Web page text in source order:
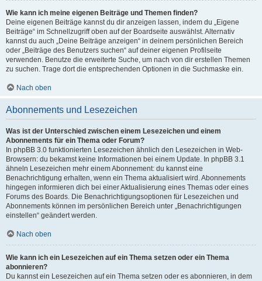
Wie kann ich meine eigenen Beiträge und Themen finden?
Deine eigenen Beiträge kannst du dir anzeigen lassen, indem du „Eigene
Beiträge“ im Schnellzugriff oben auf der Boardseite auswählst. Alternativ
kannst du auch „Deine Beiträge anzeigen“ in deinem persönlichen Bereich
oder „Beiträge des Benutzers suchen“ auf deiner eigenen Profilseite
verwenden. Benutze die erweiterte Suche, um nach von dir erstellen Themen
zu suchen. Trage dort die entsprechenden Optionen in die Suchmaske ein.
Nach oben
Abonnements und Lesezeichen
Was ist der Unterschied zwischen einem Lesezeichen und einem
Abonnements für ein Thema oder Forum?
In phpBB 3.0 funktionierten Lesezeichen ähnlich den Lesezeichen in Web-
Browsern: du bekamst keine Informationen bei einem Update. In phpBB 3.1
ähneln Lesezeichen mehr einem Abonnement: du kannst eine
Benachrichtigung erhalten, wenn ein Thema aktualisiert wird. Abonnements
hingegen informieren dich bei einer Aktualisierung eines Themas oder eines
Forums des Boards. Die Benachrichtigungsoptionen für Lesezeichen und
Abonnements können im persönlichen Bereich unter „Benachrichtigungen
einstellen“ geändert werden.
Nach oben
Wie kann ich ein Lesezeichen auf ein Thema setzen oder ein Thema
abonnieren?
Du kannst ein Lesezeichen auf ein Thema setzen oder es abonnieren, in dem